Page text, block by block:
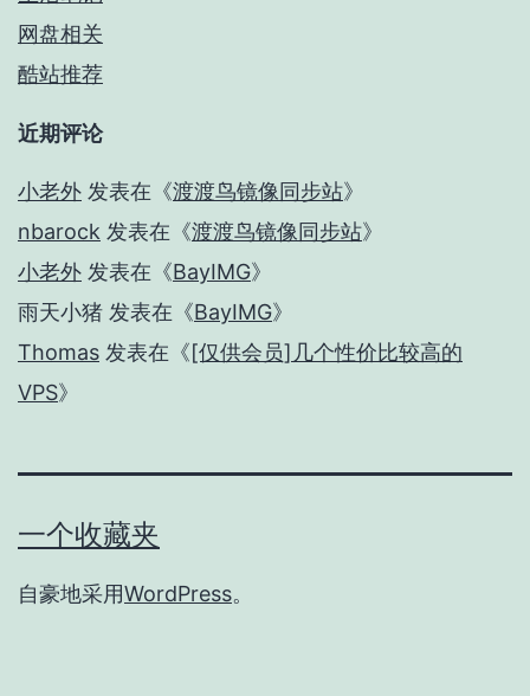
网盘相关
酷站推荐
近期评论
小老外 发表在《渡渡鸟镜像同步站》
nbarock 发表在《渡渡鸟镜像同步站》
小老外 发表在《BayIMG》
雨天小猪 发表在《BayIMG》
Thomas 发表在《[仅供会员]几个性价比较高的
VPS》
一个收藏夹
自豪地采用WordPress。